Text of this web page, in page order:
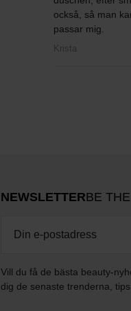
också, så man
passar mig.
Krista
NEWSLETTERBE
Vill du få de bästa beauty-
dig de senaste trenderna,